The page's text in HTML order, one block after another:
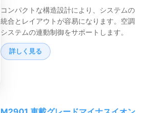
コンパクトな構造設計により、システムの
統合とレイアウトが容易になります。空調
システムの連動制御をサポートします。
詳しく見る